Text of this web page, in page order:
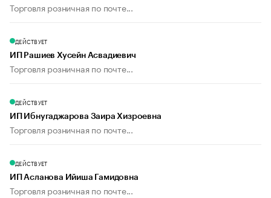
Торговля розничная по почте...
ДЕЙСТВУЕТ
ИП Рашиев Хусейн Асвадиевич
Торговля розничная по почте...
ДЕЙСТВУЕТ
ИП Ибнугаджарова Заира Хизроевна
Торговля розничная по почте...
ДЕЙСТВУЕТ
ИП Асланова Ийиша Гамидовна
Торговля розничная по почте...